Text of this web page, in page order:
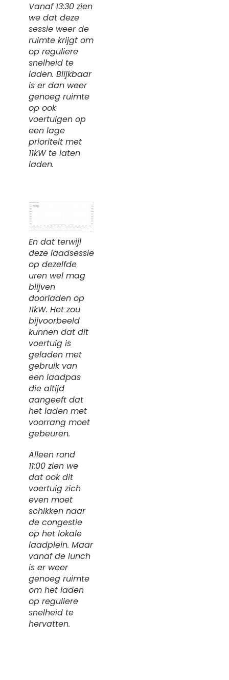
Vanaf 13:30 zien
we dat deze
sessie weer de
ruimte krijgt om
op reguliere
snelheid te
laden. Blijkbaar
is er dan weer
genoeg ruimte
op ook
voertuigen op
een lage
prioriteit met
11kW te laten
laden.
En dat terwijl
deze laadsessie
op dezelfde
uren wel mag
blijven
doorladen op
11kW. Het zou
bijvoorbeeld
kunnen dat dit
voertuig is
geladen met
gebruik van
een laadpas
die altijd
aangeeft dat
het laden met
voorrang moet
gebeuren.
Alleen rond
11:00 zien we
dat ook dit
voertuig zich
even moet
schikken naar
de congestie
op het lokale
laadplein. Maar
vanaf de lunch
is er weer
genoeg ruimte
om het laden
op reguliere
snelheid te
hervatten.